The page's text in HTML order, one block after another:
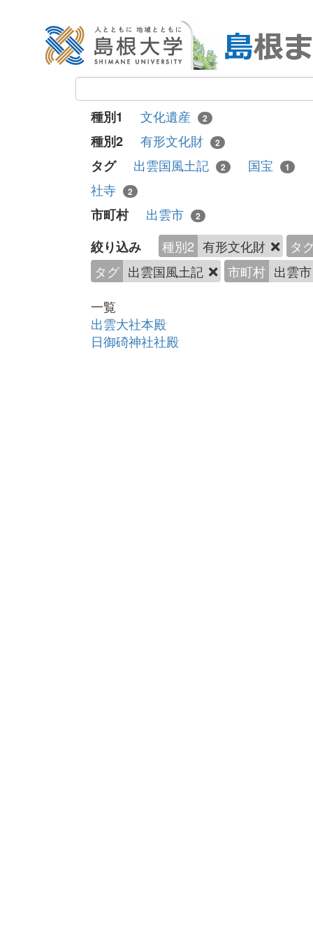
種別1 文化遺産 2
種別2 有形文化財 2
タグ 出雲国風土記 2 国宝 1
社寺
2
市町村 出雲市 2
絞り込み 種別2 有形文化財
タ
タグ 出雲国風土記 市町村 出雲
一覧
出雲大社本殿
日御碕神社社殿